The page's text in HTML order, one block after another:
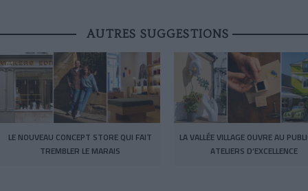
AUTRES SUGGESTIONS
LE NOUVEAU CONCEPT STORE QUI FAIT
TREMBLER LE MARAIS
LA VALLÉE VILLAGE OUVRE AU
ATELIERS D’EXCELLENCE